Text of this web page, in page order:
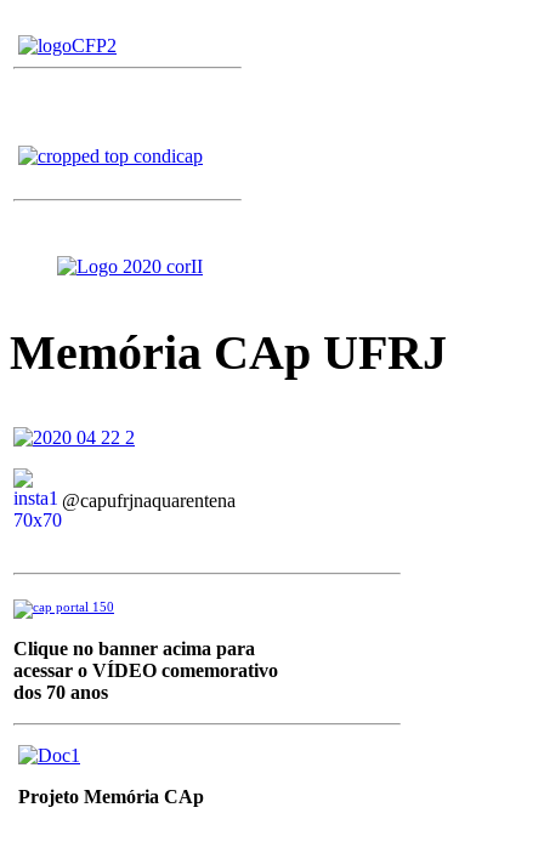
Memória CAp UFRJ
@capufrjnaquarentena
Clique no banner acima para
acessar o VÍDEO comemorativo
dos 70 anos
Projeto Memória CAp